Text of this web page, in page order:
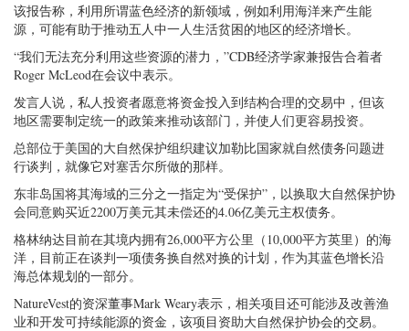
该报告称，利用所谓蓝色经济的新领域，例如利用海洋来产生能
源，可能有助于推动五人中一人生活贫困的地区的经济增长。
“我们无法充分利用这些资源的潜力，”CDB经济学家兼报告合着者
Roger McLeod在会议中表示。
发言人说，私人投资者愿意将资金投入到结构合理的交易中，但该
地区需要制定统一的政策来推动该部门，并使人们更容易投资。
总部位于美国的大自然保护组织建议加勒比国家就自然债务问题进
行谈判，就像它对塞舌尔所做的那样。
东非岛国将其海域的三分之一指定为“受保护”，以换取大自然保护协
会同意购买近2200万美元其未偿还的4.06亿美元主权债务。
格林纳达目前在其境内拥有26,000平方公里（10,000平方英里）的海
洋，目前正在谈判一项债务换自然对换的计划，作为其蓝色增长沿
海总体规划的一部分。
NatureVest的资深董事Mark Weary表示，相关项目还可能涉及改善渔
业和开发可持续能源的资金，该项目资助大自然保护协会的交易。